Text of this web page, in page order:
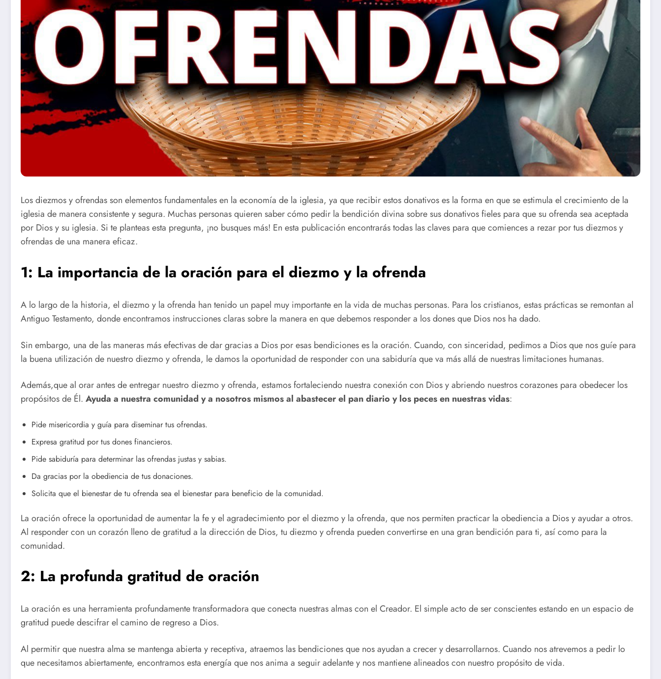
Los diezmos y ofrendas son elementos fundamentales en la economía de la iglesia, ya que recibir estos donativos es la forma en que se estimula el crecimiento de la
iglesia de manera consistente y segura. Muchas personas quieren saber cómo pedir la bendición divina sobre sus donativos fieles para que su ofrenda sea aceptada
por Dios y su iglesia. Si te planteas esta pregunta, ¡no busques más! En esta publicación encontrarás todas las claves para que comiences a rezar por tus diezmos y
ofrendas de una manera eficaz.
1: La importancia de la oración para el diezmo y la ofrenda
A lo largo de la historia, el diezmo y la ofrenda han tenido un papel muy importante en la vida de muchas personas. Para los cristianos, estas prácticas se remontan al
Antiguo Testamento, donde encontramos instrucciones claras sobre la manera en que debemos responder a los dones que Dios nos ha dado.
Sin embargo, una de las maneras más efectivas de dar gracias a Dios por esas bendiciones es la oración. Cuando, con sinceridad, pedimos a Dios que nos guíe para
la buena utilización de nuestro diezmo y ofrenda, le damos la oportunidad de responder con una sabiduría que va más allá de nuestras limitaciones humanas.
Además,que al orar antes de entregar nuestro diezmo y ofrenda, estamos fortaleciendo nuestra conexión con Dios y abriendo nuestros corazones para obedecer los
propósitos de Él. Ayuda a nuestra comunidad y a nosotros mismos al abastecer el pan diario y los peces en nuestras vidas:
Pide misericordia y guía para diseminar tus ofrendas.
Expresa gratitud por tus dones financieros.
Pide sabiduría para determinar las ofrendas justas y sabias.
Da gracias por la obediencia de tus donaciones.
Solicita que el bienestar de tu ofrenda sea el bienestar para beneficio de la comunidad.
La oración ofrece la oportunidad de aumentar la fe y el agradecimiento por el diezmo y la ofrenda, que nos permiten practicar la obediencia a Dios y ayudar a otros.
Al responder con un corazón lleno de gratitud a la dirección de Dios, tu diezmo y ofrenda pueden convertirse en una gran bendición para ti, así como para la
comunidad.
2: La profunda gratitud de oración
La oración es una herramienta profundamente transformadora que conecta nuestras almas con el Creador. El simple acto de ser conscientes estando en un espacio de
gratitud puede descifrar el camino de regreso a Dios.
Al permitir que nuestra alma se mantenga abierta y receptiva, atraemos las bendiciones que nos ayudan a crecer y desarrollarnos. Cuando nos atrevemos a pedir lo
que necesitamos abiertamente, encontramos esta energía que nos anima a seguir adelante y nos mantiene alineados con nuestro propósito de vida.